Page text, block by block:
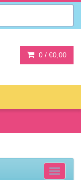
0 / €0,00